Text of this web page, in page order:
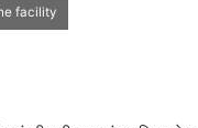
facility